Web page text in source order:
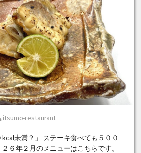
Posted by
itsumo-restaurant
kcal未満？」 ステーキ食べても５００
６年２月のメニューはこちらです。